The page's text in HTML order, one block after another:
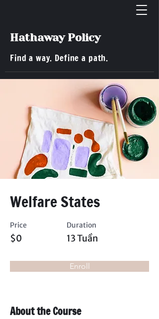
Hathaway Policy
Find a way. Define a path.
< Back
Welfare States
Price
$0
Duration
13 Tuần
Enroll
About the Course